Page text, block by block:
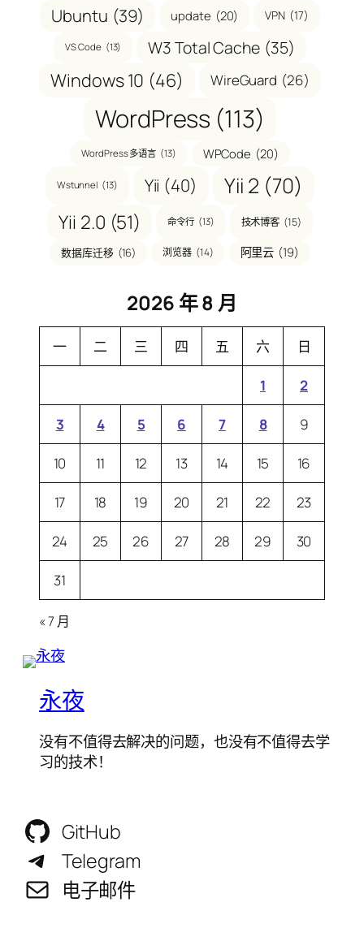
Ubuntu (39) update (20) VPN (17)
VS Code (13) W3 Total Cache (35)
Windows 10 (46) WireGuard (26)
WordPress (113)
WordPress 多语言 (13) WPCode (20)
Wstunnel (13) Yii (40) Yii 2 (70)
Yii 2.0 (51) 命令行 (13) 技术博客 (15)
数据库迁移 (16) 浏览器 (14) 阿里云 (19)
2026 年 8 月
一 二 三 四 五 六 日
1 2
3 4 5 6 7 8 9
10 11 12 13 14 15 16
17 18 19 20 21 22 23
24 25 26 27 28 29 30
31
« 7 月
永夜
没有不值得去解决的问题，也没有不值得去学
习的技术！
GitHub
Telegram
电子邮件